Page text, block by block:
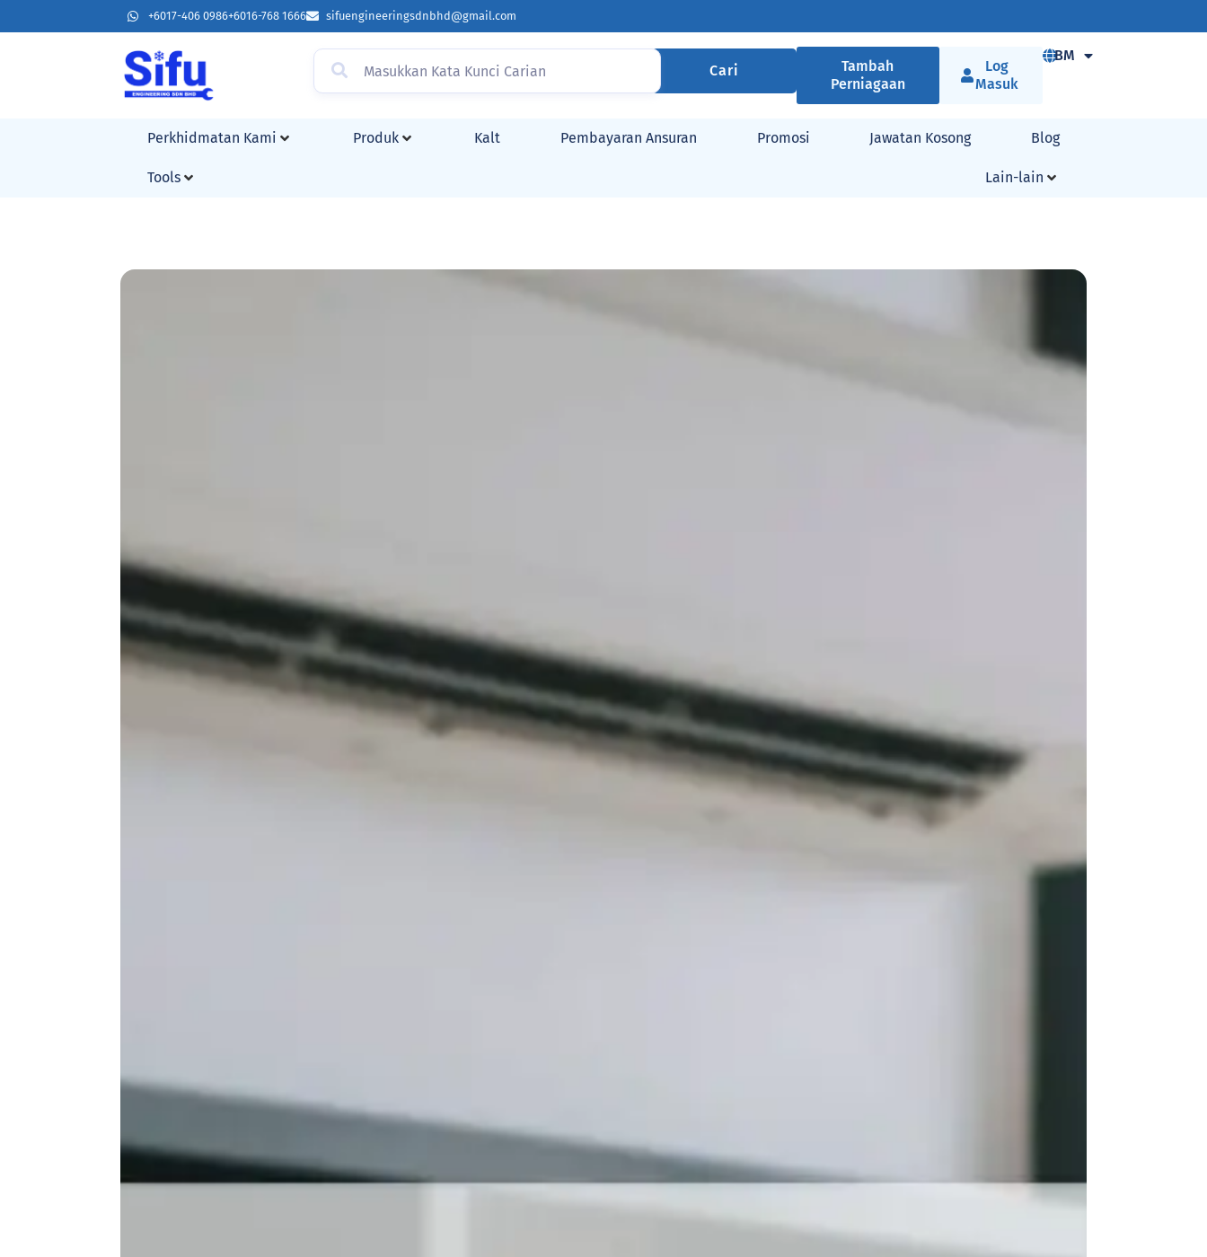
+6017-406 0986+6016-768 1666 sifuengineeringsdnbhd@gmail.com
Cari
Tambah
Perniagaan
Log
Masuk
BM
Perkhidmatan Kami Produk Kalt Pembayaran Ansuran Promosi Jawatan Kosong Blog
Tools Lain-lain